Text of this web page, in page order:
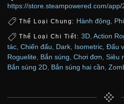
https://store.steampowered.com/
Thể Loại Chung: Hành động
Thể Loại Chi Tiết: 3D, Action
tác Chiến đấu Dark Isometric Đấu
Roguelite Bắn súng Chơi đơn Siêu
Bắn súng 2D Bắn súng hai cần